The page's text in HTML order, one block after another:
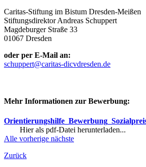
Caritas-Stiftung im Bistum Dresden-Meißen
Stiftungsdirektor Andreas Schuppert
Magdeburger Straße 33
01067 Dresden
oder per E-Mail an:
schuppert@caritas-dicvdresden.de
Mehr Informationen zur Bewerbung:
Hier als pdf-Datei herunterladen...
Alle vorherige nächste
Zurück